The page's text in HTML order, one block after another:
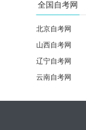
全国自考网
北京自考网
山西自考网
辽宁自考网
云南自考网